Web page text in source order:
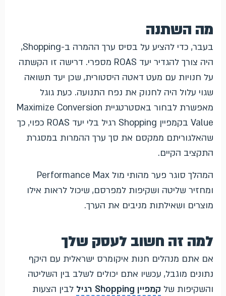
מה השתנה
בעבר, כדי להציע על בסיס ערך ההמרה ב-Shopping,
היה צורך להגדיר יעד ROAS מספרי. דרישה זו הקשתה
על חנויות עם מעט דאטה היסטורית, שכן יעד תשואה
שגוי עלול היה לחנוק את נפח התנועה. כעת גוגל
מאפשרת לבחור באסטרטגיית Maximize Conversion
Value בקמפיין Shopping רגיל בלי יעד ROAS כפוי, כך
שהאלגוריתם ממקסם את סך ערך ההמרות במסגרת
התקציב הקיים.
המהלך סוגר פער מהותי מול Performance Max
ומחזיר שליטה ושקיפות למפרסם, שיכול לראות אילו
מוצרים ושאילתות מניבים את הערך.
למה זה חשוב לעסק שלך
אם אתם מנהלים חנות איקומרס ישראלית עם היקף
נתונים מוגבל, עכשיו אתם יכולים לשלב בין השליטה
והשקיפות של קמפיין Shopping רגיל
לבין הצעות